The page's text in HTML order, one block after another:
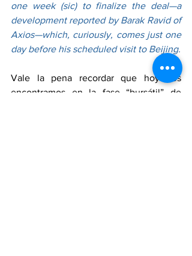
one week (sic) to finalize the deal—a
development reported by Barak Ravid of
Axios—which, curiously, comes just one
day before his scheduled visit to Beijing.
Vale la pena recordar que hoy nos
encontramos en la fase “bursátil” de